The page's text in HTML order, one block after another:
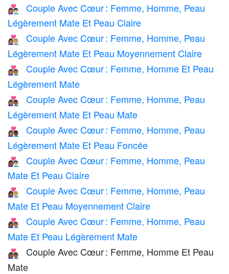
👩🏽‍❤️‍👨🏻
Couple Avec Cœur : Femme, Homme, Peau
Légèrement Mate Et Peau Claire
👩🏽‍❤️‍👨🏼
Couple Avec Cœur : Femme, Homme, Peau
Légèrement Mate Et Peau Moyennement Claire
👩🏽‍❤️‍👨🏽
Couple Avec Cœur : Femme, Homme Et Peau
Légèrement Mate
👩🏽‍❤️‍👨🏾
Couple Avec Cœur : Femme, Homme, Peau
Légèrement Mate Et Peau Mate
👩🏽‍❤️‍👨🏿
Couple Avec Cœur : Femme, Homme, Peau
Légèrement Mate Et Peau Foncée
👩🏾‍❤️‍👨🏻
Couple Avec Cœur : Femme, Homme, Peau
Mate Et Peau Claire
👩🏾‍❤️‍👨🏼
Couple Avec Cœur : Femme, Homme, Peau
Mate Et Peau Moyennement Claire
👩🏾‍❤️‍👨🏽
Couple Avec Cœur : Femme, Homme, Peau
Mate Et Peau Légèrement Mate
👩🏾‍❤️‍👨🏾
Couple Avec Cœur : Femme, Homme Et Peau
Mate